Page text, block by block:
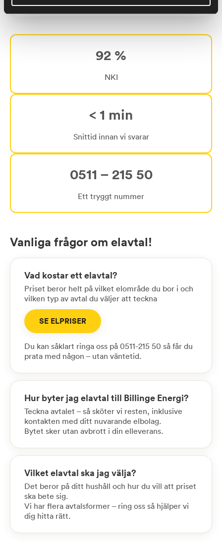
92 %
NKI
< 1 min
Snittid innan vi svarar
0511 – 215 50
Ett tryggt nummer
Vanliga frågor om elavtal!
Vad kostar ett elavtal?
Priset beror helt på vilket elområde du bor i och
vilken typ av avtal du väljer att teckna
SE ELPRISER
Du kan såklart ringa oss på 0511-215 50 så får du
prata med någon – utan väntetid.
Hur byter jag elavtal till Billinge Energi?
Teckna avtalet – så sköter vi resten, inklusive
kontakten med ditt nuvarande elbolag.
Bytet sker utan avbrott i din elleverans.
Vilket elavtal ska jag välja?
Det beror på ditt hushåll och hur du vill att priset
ska bete sig.
Vi har flera avtalsformer – ring oss så hjälper vi
dig hitta rätt.